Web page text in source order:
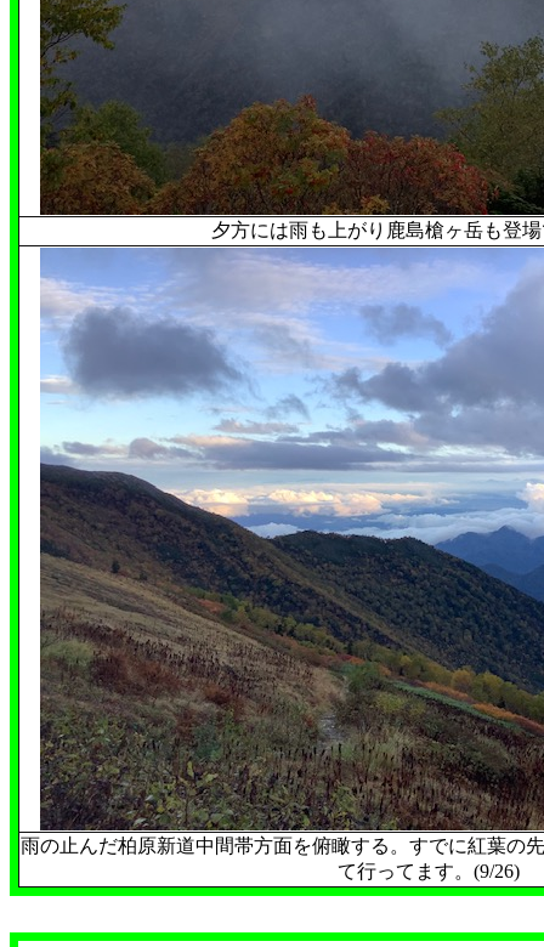
夕方には雨も上がり鹿島槍ヶ岳も登
雨の止んだ柏原新道中間帯方面を俯瞰する。すでに紅葉の
て行ってます。(9/26)